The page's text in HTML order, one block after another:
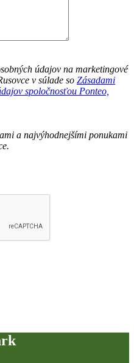
údajov na marketingové
v súlade so Zásadami
spoločnosťou Ponteo,
a najvýhodnejšími ponukami